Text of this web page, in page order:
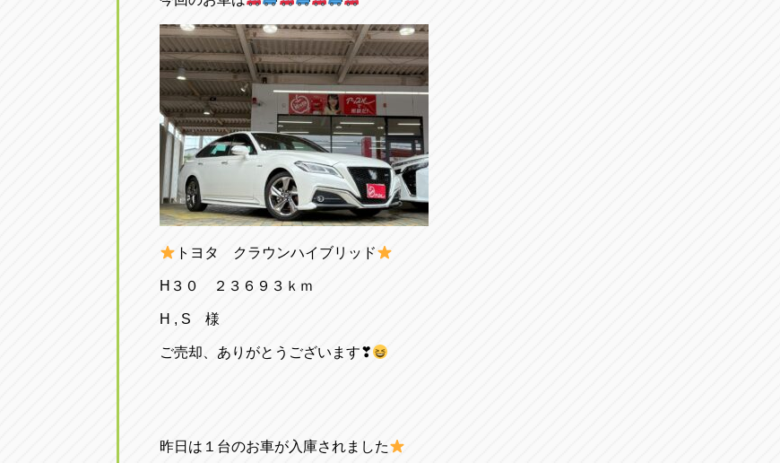
トヨタ クラウンハイブリッド
H３０ ２３６９３ｋｍ
H , S 様
ご売却、ありがとうございます❣
昨日は１台のお車が入庫されました